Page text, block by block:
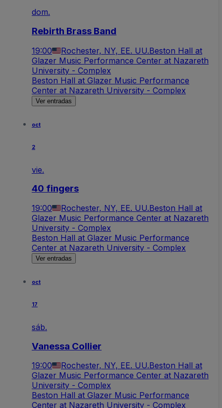
dom.
Rebirth Brass Band
19:00 Rochester, NY, EE. UU.Beston Hall at
Glazer Music Performance Center at Nazareth
University - Complex
Beston Hall at Glazer Music Performance
Center at Nazareth University - Complex
Ver entradas
oct
2
vie.
40 fingers
19:00 Rochester, NY, EE. UU.Beston Hall at
Glazer Music Performance Center at Nazareth
University - Complex
Beston Hall at Glazer Music Performance
Center at Nazareth University - Complex
Ver entradas
oct
17
sáb.
Vanessa Collier
19:00 Rochester, NY, EE. UU.Beston Hall at
Glazer Music Performance Center at Nazareth
University - Complex
Beston Hall at Glazer Music Performance
Center at Nazareth University - Complex